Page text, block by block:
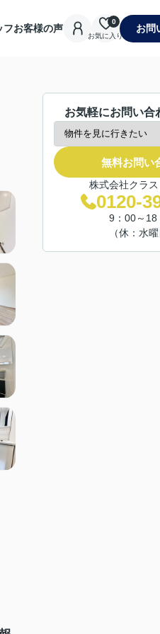
フお客様の声
お気に入り
0
お問
お気軽にお問い合
無料お問い
株式会社クラ
0120-
9：00～18
（休：水曜